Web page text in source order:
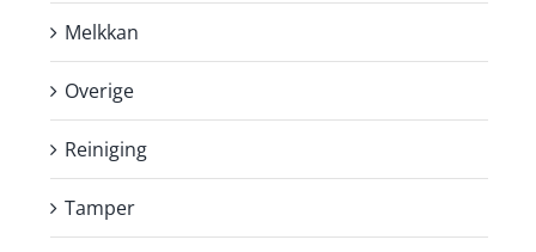
Melkkan
Overige
Reiniging
Tamper